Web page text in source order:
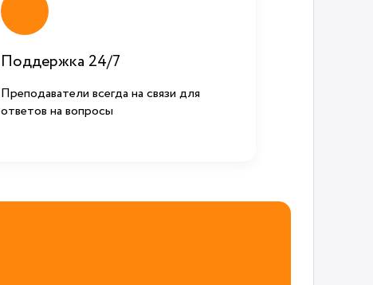
Поддержка 24/7
Преподаватели всегда на связи для
ответов на вопросы